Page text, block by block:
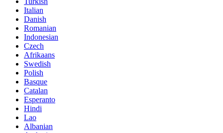
Italian
Danish
Romanian
Indonesian
Czech
Afrikaans
Swedish
Polish
Basque
Catalan
Esperanto
Hindi
Lao
Albanian